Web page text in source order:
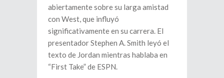
abiertamente sobre su larga amistad
con West, que influyó
significativamente en su carrera. El
presentador Stephen A. Smith leyó el
texto de Jordan mientras hablaba en
“First Take” de ESPN.